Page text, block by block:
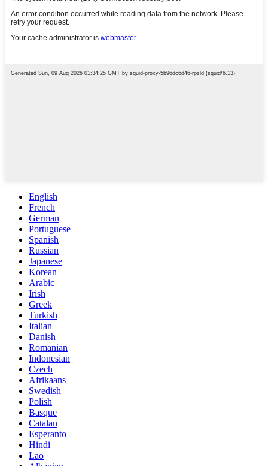
English
French
German
Portuguese
Spanish
Russian
Japanese
Korean
Arabic
Irish
Greek
Turkish
Italian
Danish
Romanian
Indonesian
Czech
Afrikaans
Swedish
Polish
Basque
Catalan
Esperanto
Hindi
Lao